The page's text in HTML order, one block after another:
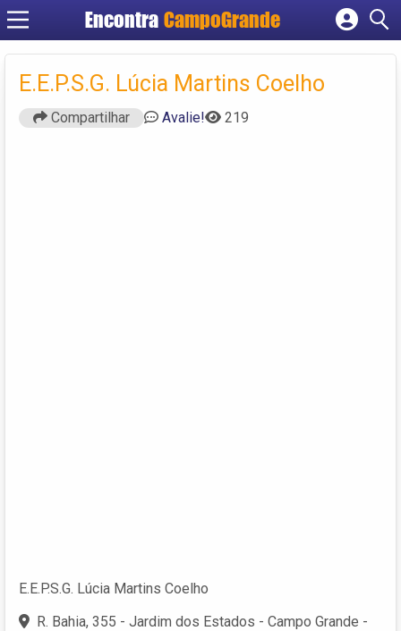
Encontra CampoGrande
Cadastrar empresa
Criar conta
E.E.P.S.G. Lúcia Martins Coelho
Compartilhar Avalie! 219
E.E.P.S.G. Lúcia Martins Coelho
R. Bahia, 355 - Jardim dos Estados - Campo Grande -